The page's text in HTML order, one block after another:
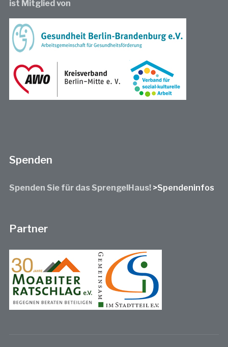
ist Mitglied von
Spenden
Spenden Sie für das SprengelHaus! >Spendeninfos
Partner